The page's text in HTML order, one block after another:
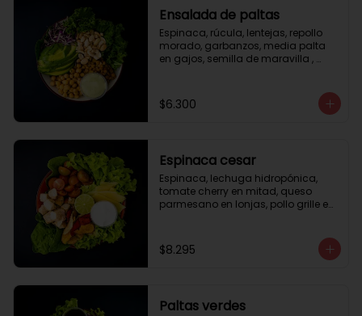
Ensalada de paltas
Espinaca, rúcula, lentejas, repollo
morado, garbanzos, media palta
en gajos, semilla de maravilla ,
$6.300
Espinaca cesar
Espinaca, lechuga hidropónica,
tomate cherry en mitad, queso
parmesano en lonjas, pollo grille en
$8.295
Paltas verdes